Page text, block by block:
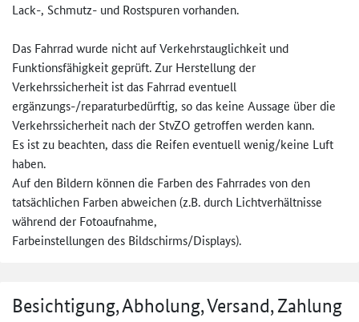
Lack-, Schmutz- und Rostspuren vorhanden.
Das Fahrrad wurde nicht auf Verkehrstauglichkeit und
Funktionsfähigkeit geprüft. Zur Herstellung der
Verkehrssicherheit ist das Fahrrad eventuell
ergänzungs-/reparaturbedürftig­, so das keine Aussage über die
Verkehrssicherheit nach der StvZO getroffen werden kann.
Es ist zu beachten, dass die Reifen eventuell wenig/keine Luft
haben.
Auf den Bildern können die Farben des Fahrrades von den
tatsächlichen Farben abweichen (z.B. durch Lichtverhältnisse
während der Fotoaufnahme,
Farbeinstellungen des Bildschirms/Displays).
Besichtigung, Abholung, Versand, Zahlung